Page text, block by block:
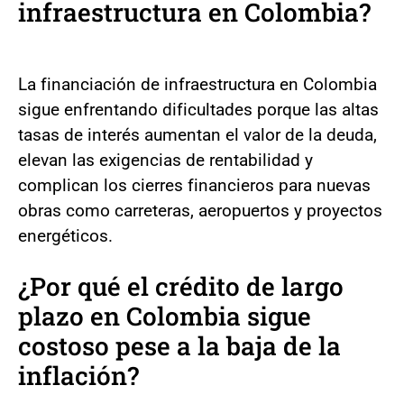
infraestructura en Colombia?
La financiación de infraestructura en Colombia
sigue enfrentando dificultades porque las altas
tasas de interés aumentan el valor de la deuda,
elevan las exigencias de rentabilidad y
complican los cierres financieros para nuevas
obras como carreteras, aeropuertos y proyectos
energéticos.
¿Por qué el crédito de largo
plazo en Colombia sigue
costoso pese a la baja de la
inflación?